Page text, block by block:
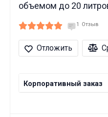
объемом до 20
1 Отзыв
Отложить
Корпоративный заказ